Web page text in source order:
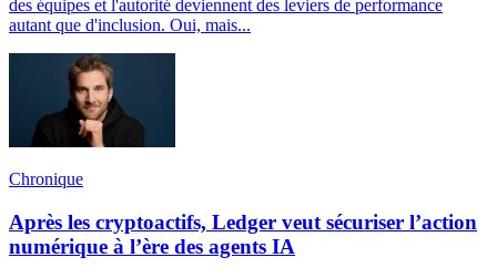
des équipes et l'autorité deviennent des leviers de performance
autant que d'inclusion. Oui, mais...
Chronique
Après les cryptoactifs, Ledger veut sécuriser l’action
numérique à l’ère des agents IA